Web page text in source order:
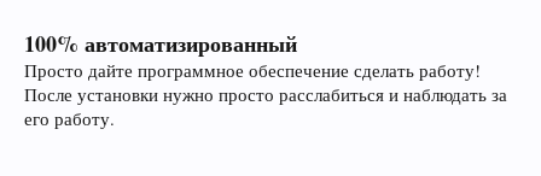
100% автоматизированный
Просто дайте программное обеспечение сделать работу!
После установки нужно просто расслабиться и наблюдать за
его работу.